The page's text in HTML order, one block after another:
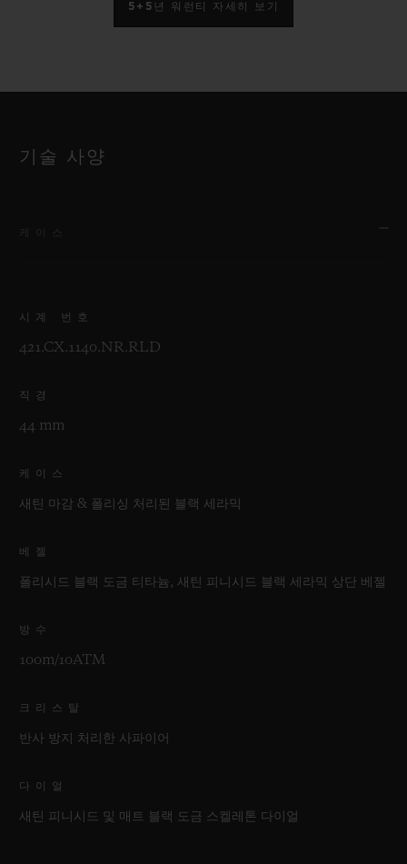
5+5년 워런티 자세히 보기
기술 사양
시계 번호
421.CX.1140.NR.RLD
직경
44 mm
케이스
새틴 마감 & 폴리싱 처리된 블랙 세라믹
베젤
폴리시드 블랙 도금 티타늄, 새틴 피니시드 블랙 세라믹 상단 베젤
방수
100m/10ATM
크리스탈
반사 방지 처리한 사파이어
다이얼
새틴 피니시드 및 매트 블랙 도금 스켈레톤 다이얼